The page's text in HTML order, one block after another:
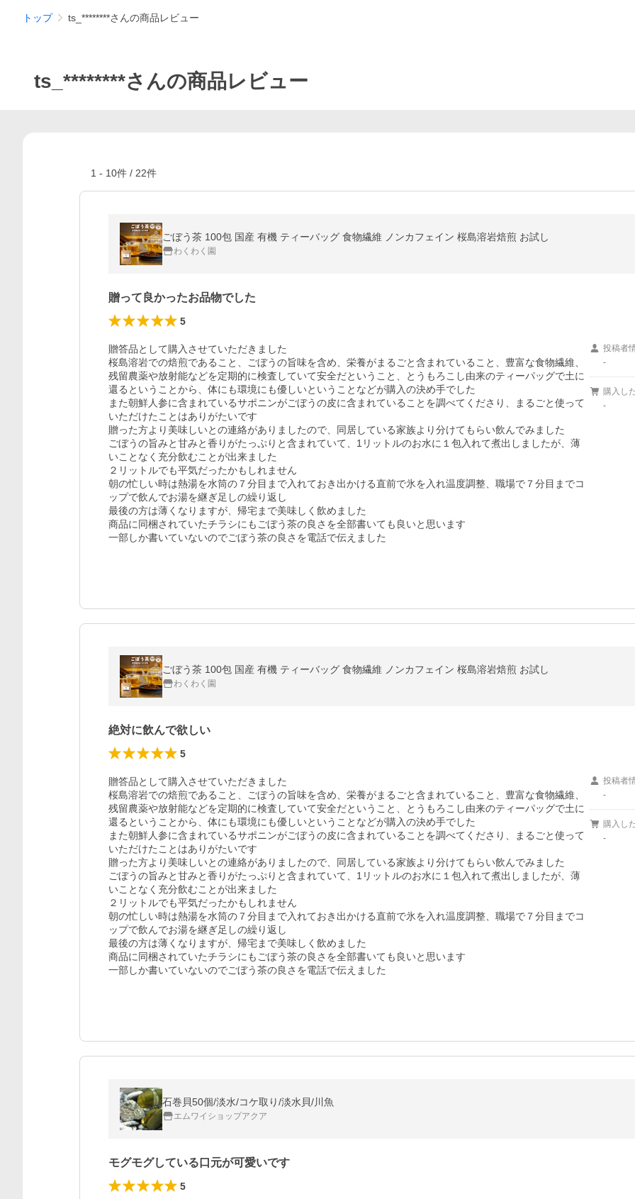
トップ ts_********さんの商品レビュー
ts_********さんの商品レビュー
1 - 10件 / 22件
ごぼう茶 100包 国産 有機 ティーバッグ 食物繊維 ノンカフェイン 桜島溶岩焙煎 お試し
わくわく園
贈って良かったお品物でした
5
贈答品として購入させていただきました
桜島溶岩での焙煎であること、ごぼうの旨味を含め、栄養がまるごと含まれていること、豊富な食物繊維、
残留農薬や放射能などを定期的に検査していて安全だということ、とうもろこし由来のティーパッグで土に
還るということから、体にも環境にも優しいということなどが購入の決め手でした
また朝鮮人参に含まれているサポニンがごぼうの皮に含まれていることを調べてくださり、まるごと使って
いただけたことはありがたいです
贈った方より美味しいとの連絡がありましたので、同居している家族より分けてもらい飲んでみました
ごぼうの旨みと甘みと香りがたっぷりと含まれていて、1リットルのお水に１包入れて煮出しましたが、薄
いことなく充分飲むことが出来ました
２リットルでも平気だったかもしれません
朝の忙しい時は熱湯を水筒の７分目まで入れておき出かける直前で氷を入れ温度調整、職場で７分目までコ
ップで飲んでお湯を継ぎ足しの繰り返し
最後の方は薄くなりますが、帰宅まで美味しく飲めました
商品に同梱されていたチラシにもごぼう茶の良さを全部書いても良いと思います
一部しか書いていないのでごぼう茶の良さを電話で伝えました
投稿者
-
購入し
-
ごぼう茶 100包 国産 有機 ティーバッグ 食物繊維 ノンカフェイン 桜島溶岩焙煎 お試し
わくわく園
絶対に飲んで欲しい
5
贈答品として購入させていただきました
桜島溶岩での焙煎であること、ごぼうの旨味を含め、栄養がまるごと含まれていること、豊富な食物繊維、
残留農薬や放射能などを定期的に検査していて安全だということ、とうもろこし由来のティーパッグで土に
還るということから、体にも環境にも優しいということなどが購入の決め手でした
また朝鮮人参に含まれているサポニンがごぼうの皮に含まれていることを調べてくださり、まるごと使って
いただけたことはありがたいです
贈った方より美味しいとの連絡がありましたので、同居している家族より分けてもらい飲んでみました
ごぼうの旨みと甘みと香りがたっぷりと含まれていて、1リットルのお水に１包入れて煮出しましたが、薄
いことなく充分飲むことが出来ました
２リットルでも平気だったかもしれません
朝の忙しい時は熱湯を水筒の７分目まで入れておき出かける直前で氷を入れ温度調整、職場で７分目までコ
ップで飲んでお湯を継ぎ足しの繰り返し
最後の方は薄くなりますが、帰宅まで美味しく飲めました
商品に同梱されていたチラシにもごぼう茶の良さを全部書いても良いと思います
一部しか書いていないのでごぼう茶の良さを電話で伝えました
投稿者
-
購入し
-
石巻貝50個/淡水/コケ取り/淡水貝/川魚
エムワイショップアクア
モグモグしている口元が可愛いです
5